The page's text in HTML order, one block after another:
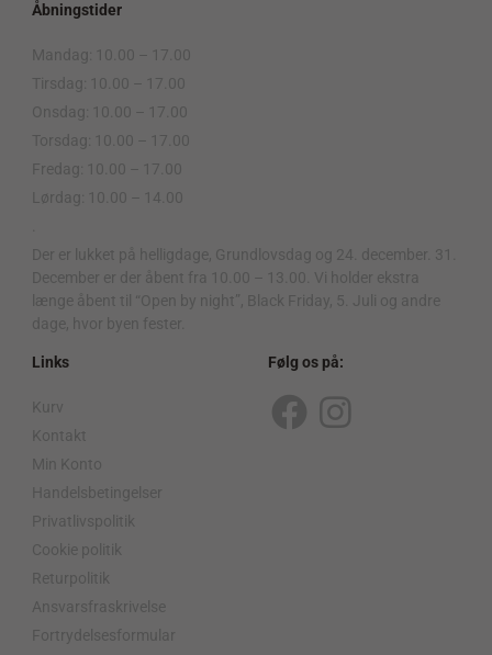
Åbningstider
Mandag: 10.00 – 17.00
Tirsdag: 10.00 – 17.00
Onsdag: 10.00 – 17.00
Torsdag: 10.00 – 17.00
Fredag: 10.00 – 17.00
Lørdag: 10.00 – 14.00
Der er lukket på helligdage, Grundlovsdag og 24. december. 31.
December er der åbent fra 10.00 – 13.00. Vi holder ekstra
længe åbent til “Open by night”, Black Friday, 5. Juli og andre
dage, hvor byen fester.
Links
Kurv
Kontakt
Min Konto
Handelsbetingelser
Privatlivspolitik
Cookie politik
Returpolitik
Ansvarsfraskrivelse
Fortrydelsesformular
Følg os på:
F
I